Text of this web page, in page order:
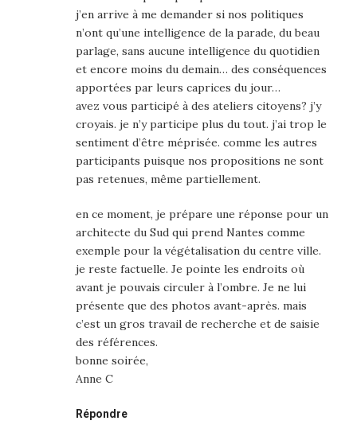
j’en arrive à me demander si nos politiques
n’ont qu’une intelligence de la parade, du beau
parlage, sans aucune intelligence du quotidien
et encore moins du demain… des conséquences
apportées par leurs caprices du jour…
avez vous participé à des ateliers citoyens? j’y
croyais. je n’y participe plus du tout. j’ai trop le
sentiment d’être méprisée. comme les autres
participants puisque nos propositions ne sont
pas retenues, même partiellement.
en ce moment, je prépare une réponse pour un
architecte du Sud qui prend Nantes comme
exemple pour la végétalisation du centre ville.
je reste factuelle. Je pointe les endroits où
avant je pouvais circuler à l’ombre. Je ne lui
présente que des photos avant-après. mais
c’est un gros travail de recherche et de saisie
des références.
bonne soirée,
Anne C
Répondre